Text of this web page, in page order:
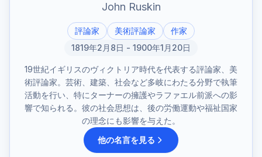
John Ruskin
評論家 美術評論家
作家
1819年2月8日 - 1900年1月20日
19世紀イギリスのヴィクトリア時代を代表する評論家、美
術評論家。芸術、建築、社会など多岐にわたる分野で執筆
活動を行い、特にターナーの擁護やラファエル前派への影
響で知られる。彼の社会思想は、後の労働運動や福祉国家
の理念にも影響を与えた。
他の名言を見る